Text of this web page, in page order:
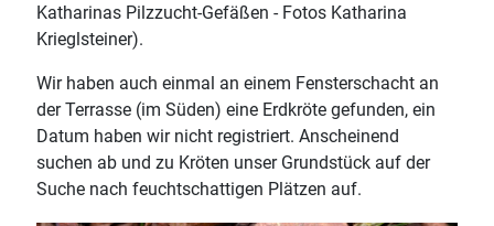
Katharinas Pilzzucht-Gefäßen - Fotos Katharina
Krieglsteiner).
Wir haben auch einmal an einem Fensterschacht an
der Terrasse (im Süden) eine Erdkröte gefunden, ein
Datum haben wir nicht registriert. Anscheinend
suchen ab und zu Kröten unser Grundstück auf der
Suche nach feuchtschattigen Plätzen auf.